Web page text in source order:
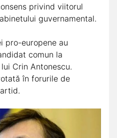
privind viitorul
guvernamental.
pro-europene au
comun la
Crin Antonescu.
în forurile de